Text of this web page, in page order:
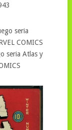
seria Atlas y